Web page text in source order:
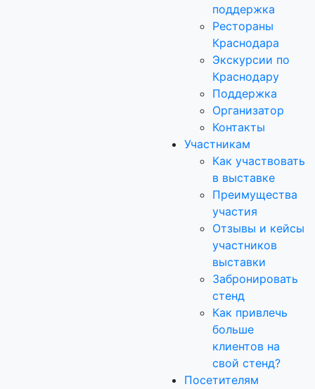
поддержка
Рестораны
Краснодара
Экскурсии по
Краснодару
Поддержка
Организатор
Контакты
Участникам
Как участвовать
в выставке
Преимущества
участия
Отзывы и кейсы
участников
выставки
Забронировать
стенд
Как привлечь
больше
клиентов на
свой стенд?
Посетителям